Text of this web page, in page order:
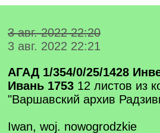
3 авг. 2022 22:20
3 авг. 2022 22:21
АГАД 1/354/0/25/1428
Ивань 1753 12 листов из
"Варшавский архив
Iwan, woj. nowogrodzkie